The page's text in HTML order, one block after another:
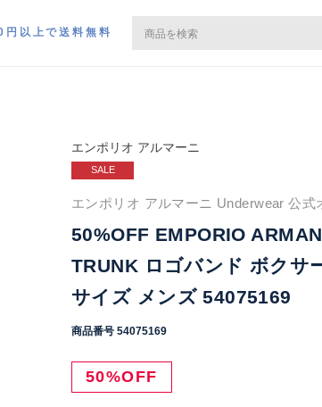
以上で送料無料
エンポリオ アルマーニ
SALE
エンポリオ アルマーニ Underwear 公式
50%OFF EMPORIO
TRUNK ロゴバンド ボクサ
サイズ メンズ 54075169
商品番号 54075169
50%OFF